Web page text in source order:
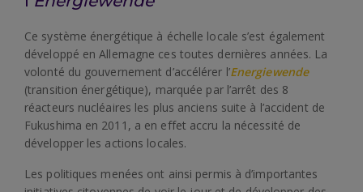
Ce système énergétique à échelle locale s’est également
développé en Allemagne ces toutes dernières années. La
volonté du gouvernement d’accélérer l’Energiewende
(transition énergétique), marquée par l’arrêt des 8
réacteurs nucléaires les plus anciens suite à l’accident de
Fukushima en 2011, a en effet accru la nécessité de
développer les actions locales.
Les politiques menées ont ainsi permis à d’importantes